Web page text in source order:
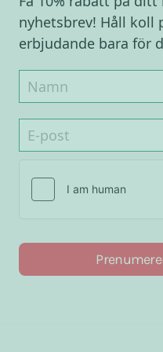
nyhetsbrev! Håll koll
erbjudande bara för